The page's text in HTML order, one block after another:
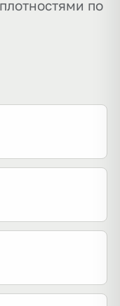
по